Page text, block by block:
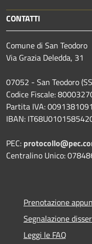
CONTATTI
Comune di San Teodoro
Via Grazia Deledda, 31
07052 - San Teodoro
Codice Fiscale:
Partita IVA:
IBAN:
PEC:
Centralino Unico:
Prenotazione
Segnalazione
Leggi le FAQ